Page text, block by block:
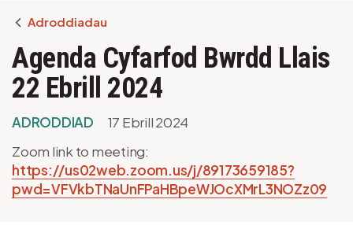
Breadcrumb
Adroddiadau
Agenda Cyfarfod Bwrdd Llais
22 Ebrill 2024
ADRODDIAD
17 Ebrill 2024
Zoom link to meeting:
https://us02web.zoom.us/j/89173659185?
pwd=VFVkbTNaUnFPaHBpeWJOcXMrL3NOZz09